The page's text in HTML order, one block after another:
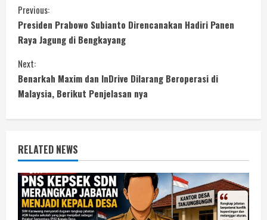
C
o
n
t
i
n
u
e
Previous:
Presiden Prabowo Subianto Direncanakan Hadiri Panen
Raya Jagung di Bengkayang
Next:
Benarkah Maxim dan InDrive Dilarang Beroperasi di
Malaysia, Berikut Penjelasan nya
RELATED NEWS